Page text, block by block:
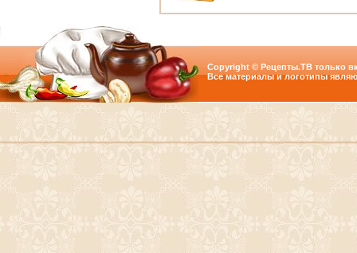
Copyright © Рецепты.ТВ только
Все материалы и логотипы